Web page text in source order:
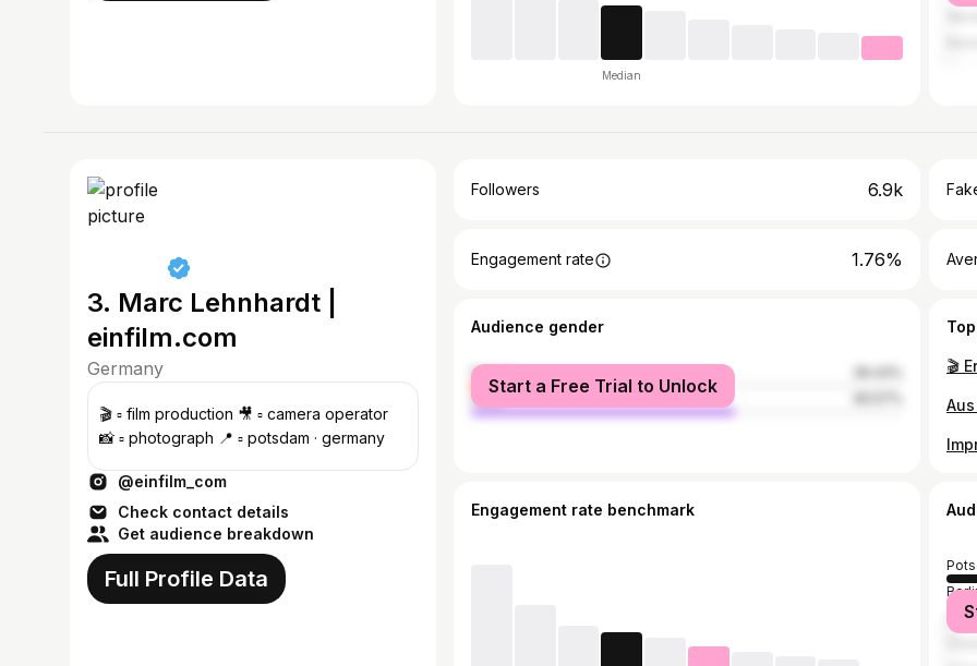
Median
3. Marc Lehnhardt |
einfilm.com
Germany
🎬 ▫️ film production 🎥 ▫️ camera operator
📸 ▫️ photograph 📍 ▫️ potsdam · germany
@einfilm_com
Check contact details
Get audience breakdown
Full Profile Data
Followers 6.9k
Engagement rate 1.76%
Audience gender
female
male
Start a Free Trial to Unlock
Engagement rate benchmark